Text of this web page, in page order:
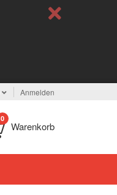
Anmelden
0
Warenkorb